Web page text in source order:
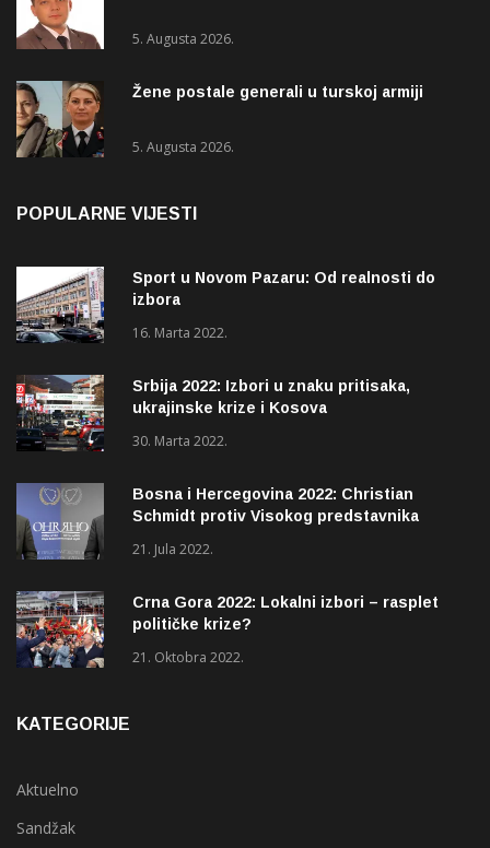
5. Augusta 2026.
Žene postale generali u turskoj armiji
5. Augusta 2026.
POPULARNE VIJESTI
Sport u Novom Pazaru: Od realnosti do
izbora
16. Marta 2022.
Srbija 2022: Izbori u znaku pritisaka,
ukrajinske krize i Kosova
30. Marta 2022.
Bosna i Hercegovina 2022: Christian
Schmidt protiv Visokog predstavnika
21. Jula 2022.
Crna Gora 2022: Lokalni izbori – rasplet
političke krize?
21. Oktobra 2022.
KATEGORIJE
Aktuelno
Sandžak